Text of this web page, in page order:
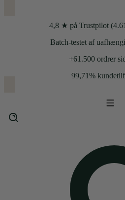
4,8 ★ på Trustpilot
Batch-testet af
+61.500 ordrer
99,71%